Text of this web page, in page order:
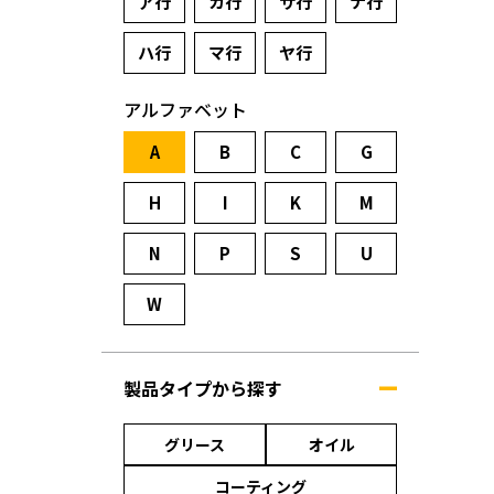
ハ行 マ行 ヤ行
アルファベット
A B C G
H I K M
N P S U
W
製品タイプから探す
グリース
オイル
コーティング